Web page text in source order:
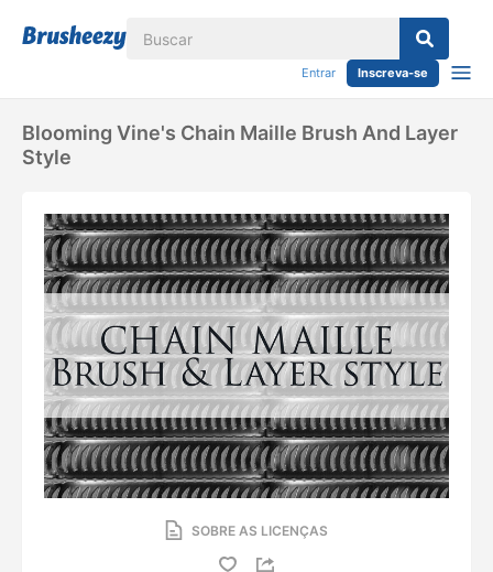
Entrar Inscreva-se
Blooming Vine's Chain Maille Brush And Layer
Style
SOBRE AS LICENÇAS